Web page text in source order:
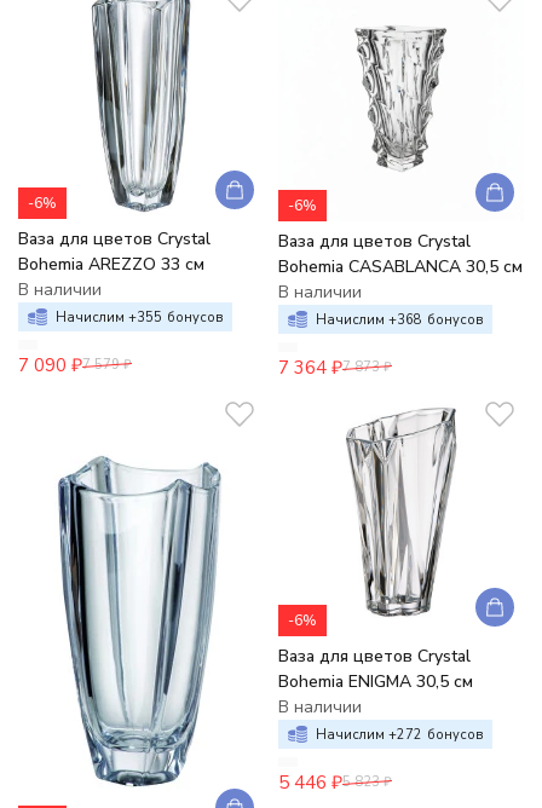
-6%
Ваза для цветов Crystal
Bohemia AREZZO 33 см
В наличии
Начислим +355 бонусов
7 090 ₽7 579 ₽
-6%
Ваза для цветов Crystal
Bohemia CASABLANCA 30,5 см
В наличии
Начислим +368 бонусов
7 364 ₽7 873 ₽
-6%
Ваза для цветов Crystal
Bohemia ENIGMA 30,5 см
В наличии
Начислим +272 бонусов
5 446 ₽5 823 ₽